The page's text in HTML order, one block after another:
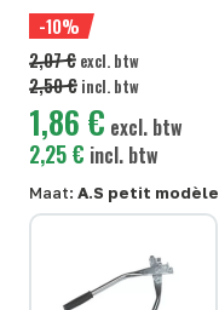
-10%
2,07 € excl. btw
2,50 € incl. btw
1,86 € excl. btw
2,25 € incl. btw
Maat: A.S petit modèle